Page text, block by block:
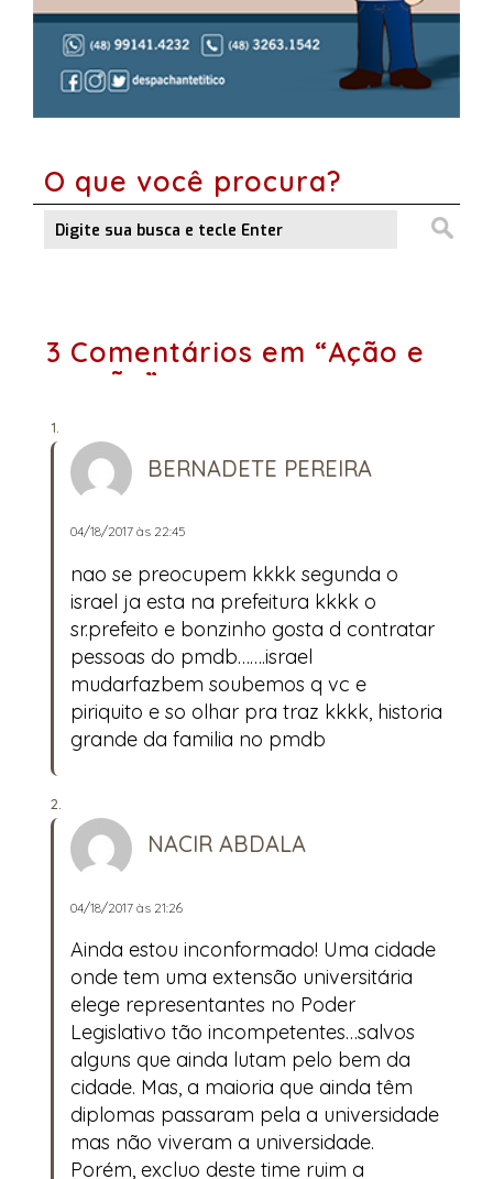
O que você procura?
3 Comentários em “Ação e
reação”
BERNADETE PEREIRA
04/18/2017 às 22:45
nao se preocupem kkkk segunda o
israel ja esta na prefeitura kkkk o
sr.prefeito e bonzinho gosta d contratar
pessoas do pmdb…….israel
mudarfazbem soubemos q vc e
piriquito e so olhar pra traz kkkk, historia
grande da familia no pmdb
NACIR ABDALA
04/18/2017 às 21:26
Ainda estou inconformado! Uma cidade
onde tem uma extensão universitária
elege representantes no Poder
Legislativo tão incompetentes…salvos
alguns que ainda lutam pelo bem da
cidade. Mas, a maioria que ainda têm
diplomas passaram pela a universidade
mas não viveram a universidade.
Porém, excluo deste time ruim a